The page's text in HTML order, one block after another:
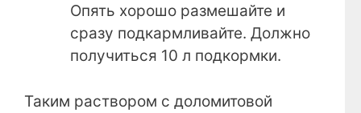
Опять хорошо размешайте и
сразу подкармливайте. Должно
получиться 10 л подкормки.
Таким раствором с доломитовой